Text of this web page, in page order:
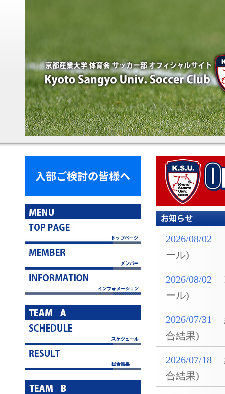
2026/08/02
ール)
2026/08/02
ール)
2026/07/31
合結果)
2026/07/18
合結果)